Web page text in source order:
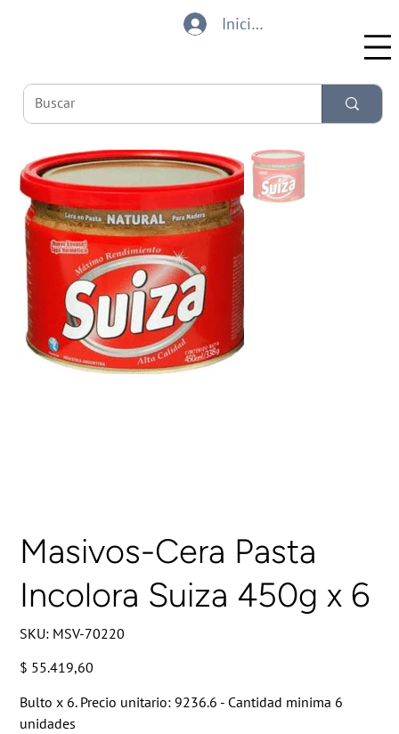
Iniciar sesión
Masivos-Cera Pasta
Incolora Suiza 450g x 6
SKU: SKU
MSV-
MSV-70220
Precio
$ 55.419,60
Bulto x 6. Precio unitario: 9236.6 - Cantidad minima 6
unidades